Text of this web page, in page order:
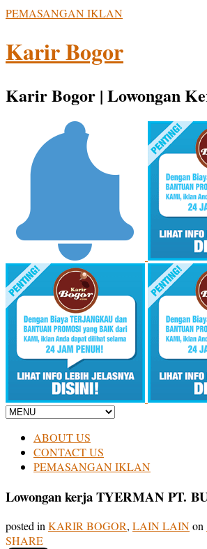
PEMASANGAN IKLAN
Karir Bogor
Karir Bogor | Lowongan
ABOUT US
CONTACT US
PEMASANGAN IKLAN
Lowongan kerja TYERMAN PT.
posted inKARIR BOGOR, LAIN LAINon
SHARE